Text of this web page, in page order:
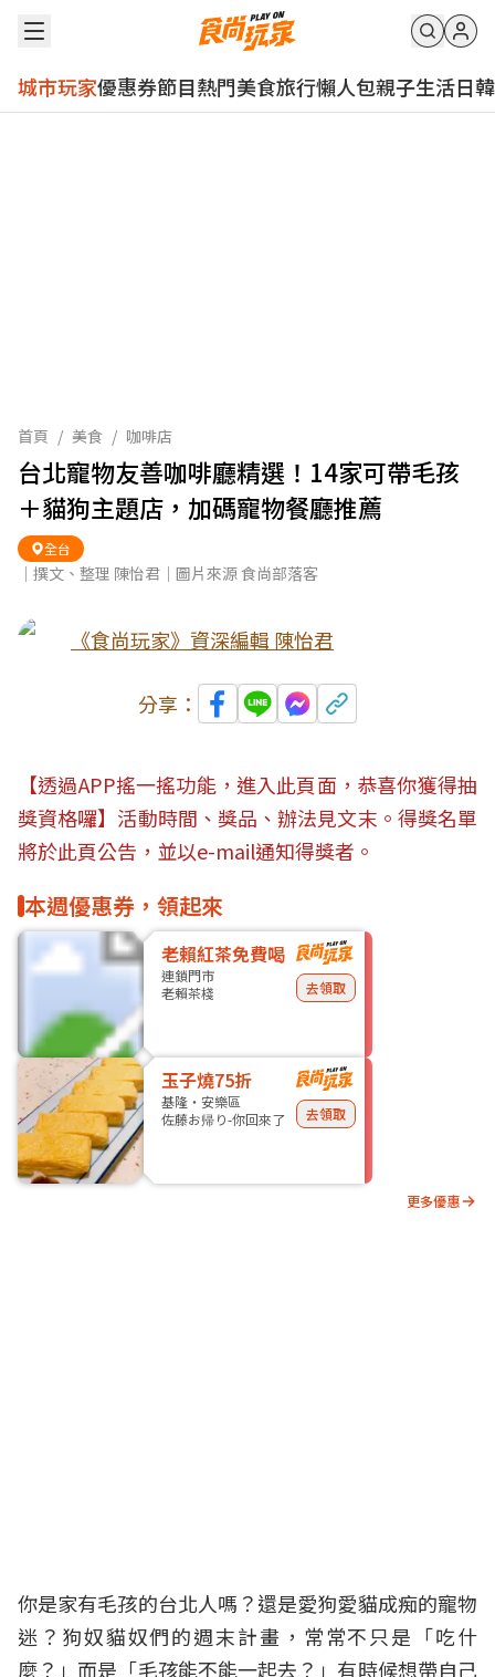
城市玩家優惠券節目熱門美食旅行懶人包親子生活日韓
首頁 / 美食 / 咖啡店
台北寵物友善咖啡廳精選！14家可帶毛孩
＋貓狗主題店，加碼寵物餐廳推薦
全台
｜撰文、整理 陳怡君｜圖片來源 食尚部落客
《食尚玩家》資深編輯 陳怡君
分享：
【透過APP搖一搖功能，進入此頁面，恭喜你獲得抽
獎資格囉】活動時間、獎品、辦法見文末。得獎名單
將於此頁公告，並以e-mail通知得獎者。
本週優惠券，領起來
老賴紅茶免費喝
連鎖門市
老賴茶棧
去領取
玉子燒75折
基隆・安樂區
佐藤お帰り-你回來了
去領取
更多優惠
你是家有毛孩的台北人嗎？還是愛狗愛貓成痴的寵物
迷？狗奴貓奴們的週末計畫，常常不只是「吃什
麼？」而是「毛孩能不能一起去？」有時候想帶自己